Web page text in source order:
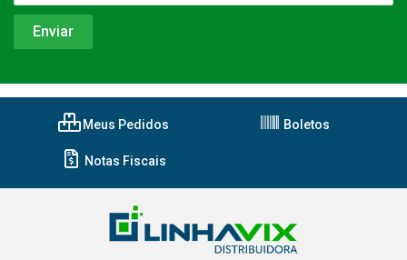
Meus Pedidos Boletos
Notas Fiscais